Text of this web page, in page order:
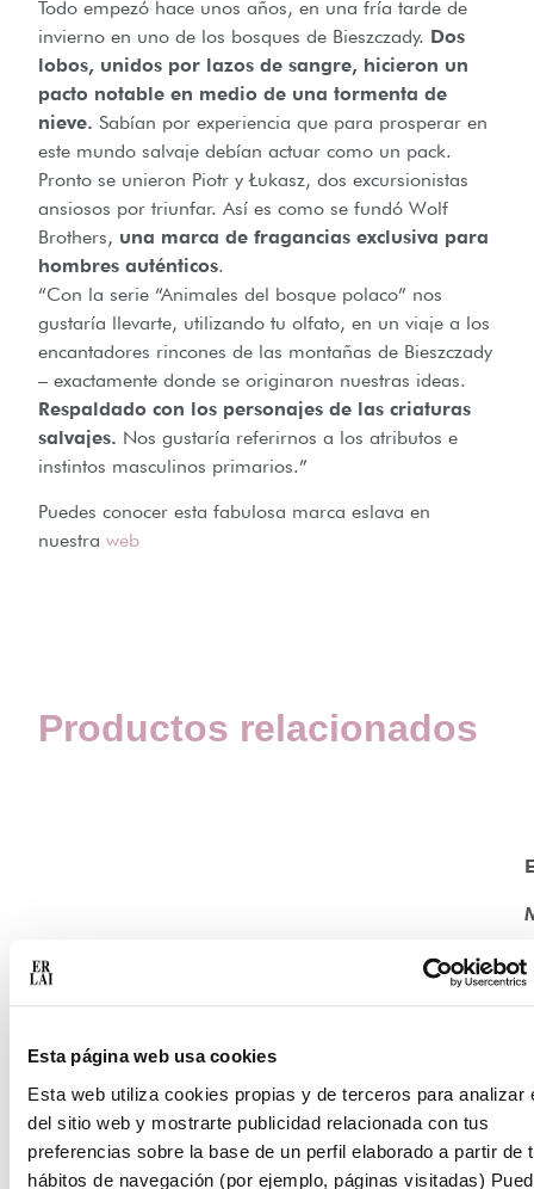
Esta página web usa cookies
Esta web utiliza cookies propias y de terceros para analizar
del sitio web y mostrarte publicidad relacionada con tus
preferencias sobre la base de un perfil elaborado a partir de
hábitos de navegación (por ejemplo, páginas visitadas)
Todo empezó hace unos años, en una fría tarde de
invierno en uno de los bosques de Bieszczady. Dos
lobos, unidos por lazos de sangre, hicieron un
pacto notable en medio de una tormenta de
nieve. Sabían por experiencia que para prosperar en
este mundo salvaje debían actuar como un pack.
Pronto se unieron Piotr y Łukasz, dos excursionistas
ansiosos por triunfar. Así es como se fundó Wolf
Brothers, una marca de fragancias exclusiva para
hombres auténticos.
“Con la serie “Animales del bosque polaco” nos
gustaría llevarte, utilizando tu olfato, en un viaje a los
encantadores rincones de las montañas de Bieszczady
– exactamente donde se originaron nuestras ideas.
Respaldado con los personajes de las criaturas
salvajes. Nos gustaría referirnos a los atributos e
instintos masculinos primarios.”
Puedes conocer esta fabulosa marca eslava en
nuestra web
Productos relacionados